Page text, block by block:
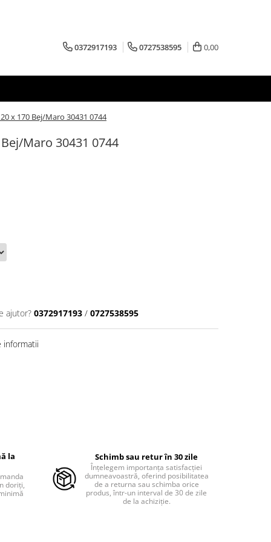
0372917193 0727538595 0,00
x 170 Bej/Maro 30431 0744
Maro 30431 0744
ajutor? 0372917193 / 0727538595
informatii
la
doriți,
Schimb sau retur în 30 zile
Înțelegem importanța satisfacției
dumneavoastră, oferind posibilitatea
de a returna sau schimba orice
produs, într-un interval de 30 de zile
de la achiziție.